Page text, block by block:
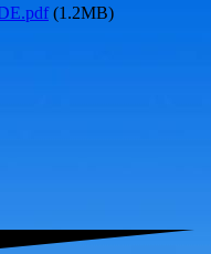
(1.2MB)